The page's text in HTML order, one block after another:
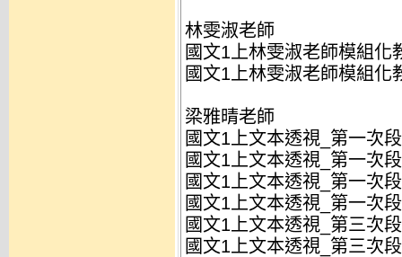
林雯淑老師
國文1上林雯淑老師模組
國文1上林雯淑老師模組
梁雅晴老師
國文1上文本透視_第一次
國文1上文本透視_第一次
國文1上文本透視_第一次
國文1上文本透視_第一次
國文1上文本透視_第三次
國文1上文本透視_第三次